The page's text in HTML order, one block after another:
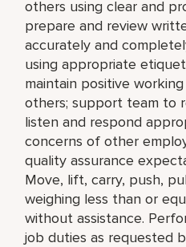
others using clear and
prepare and review
accurately and
using appropriate
maintain positive
others; support team to
listen and respond
concerns of other
quality assurance
Move, lift, carry, push,
weighing less than or
without assistance.
job duties as requested